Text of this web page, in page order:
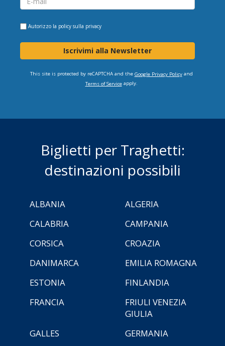
Autorizzo la policy sulla privacy
Iscrivimi alla Newsletter
This site is protected by reCAPTCHA and the Google Privacy Policyand
Terms of Serviceapply.
Biglietti per Traghetti:
destinazioni possibili
ALBANIA
ALGERIA
CALABRIA
CAMPANIA
CORSICA
CROAZIA
DANIMARCA
EMILIA ROMAGNA
ESTONIA
FINLANDIA
FRANCIA
FRIULI VENEZIA
GIULIA
GALLES
GERMANIA